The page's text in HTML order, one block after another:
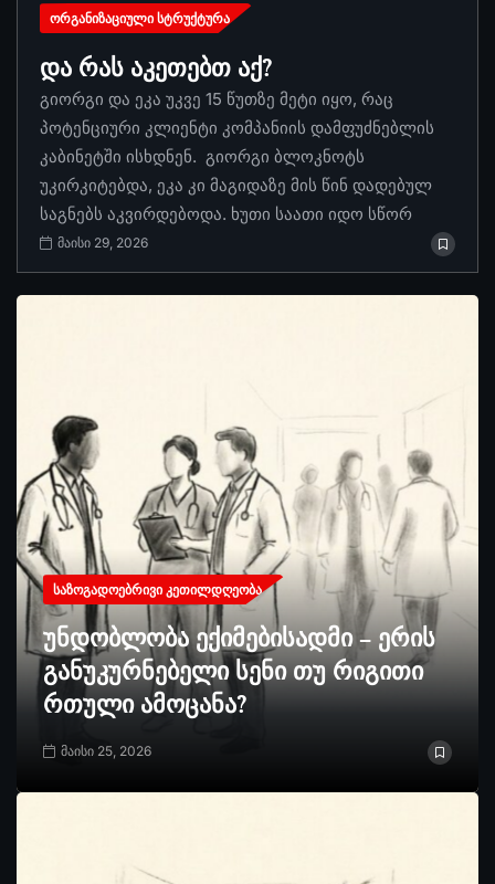
ᲝᲠᲒᲐᲜᲘᲖᲐᲪᲘᲣᲚᲘ ᲡᲢᲠᲣᲥᲢᲣᲠᲐ
და რას აკეთებთ აქ?
გიორგი და ეკა უკვე 15 წუთზე მეტი იყო, რაც
პოტენციური კლიენტი კომპანიის დამფუძნებლის
კაბინეტში ისხდნენ. გიორგი ბლოკნოტს
უკირკიტებდა, ეკა კი მაგიდაზე მის წინ დადებულ
საგნებს აკვირდებოდა. ხუთი საათი იდო სწორ
მაისი 29, 2026
ᲡᲐᲖᲝᲒᲐᲓᲝᲔᲑᲠᲘᲕᲘ ᲙᲔᲗᲘᲚᲓᲦᲔᲝᲑᲐ
უნდობლობა ექიმებისადმი – ერის
განუკურნებელი სენი თუ რიგითი
რთული ამოცანა?
მაისი 25, 2026